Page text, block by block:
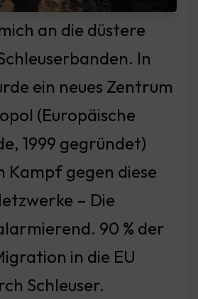
an die düstere
In
ein neues Zentrum
(Europäische
1999 gegründet)
Kampf gegen diese
– Die
90 % der
in die EU
Schleuser.